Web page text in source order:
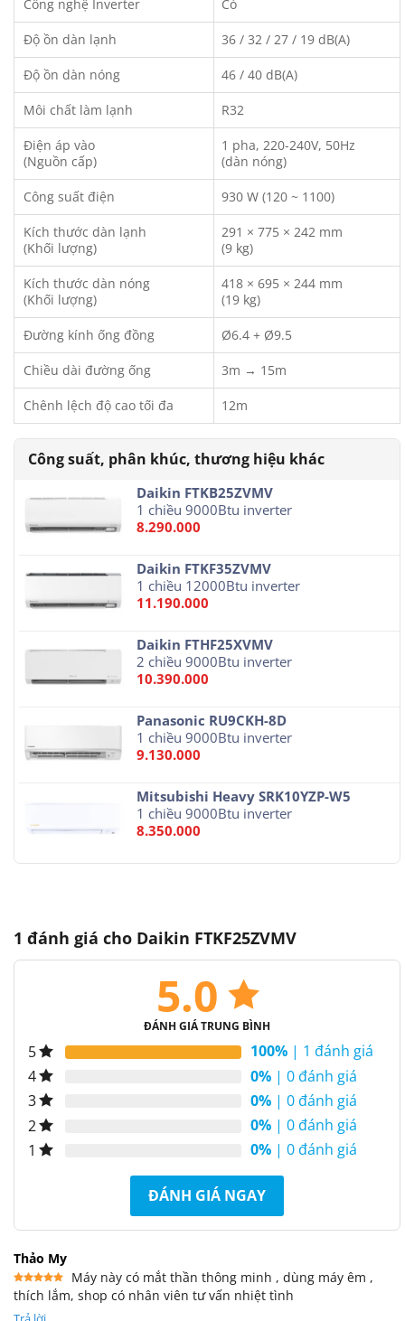
Công nghệ Inverter Có
Độ ồn dàn lạnh 36 / 32 / 27 / 19 dB(A)
Độ ồn dàn nóng 46 / 40 dB(A)
Môi chất làm lạnh R32
Điện áp vào
(Nguồn cấp)
1 pha, 220-240V, 50Hz
(dàn nóng)
Công suất điện 930 W (120 ~ 1100)
Kích thước dàn lạnh
(Khối lượng)
291 × 775 × 242 mm
(9 kg)
Kích thước dàn nóng
(Khối lượng)
418 × 695 × 244 mm
(19 kg)
Đường kính ống đồng Ø6.4 + Ø9.5
Chiều dài đường ống 3m → 15m
Chênh lệch độ cao tối đa 12m
Daikin FTKB25ZVMV
1 chiều 9000Btu inverter
8.290.000
Daikin FTKF35ZVMV
1 chiều 12000Btu inverter
11.190.000
Daikin FTHF25XVMV
2 chiều 9000Btu inverter
10.390.000
Panasonic RU9CKH-8D
1 chiều 9000Btu inverter
9.130.000
Mitsubishi Heavy SRK10YZP-W5
1 chiều 9000Btu inverter
8.350.000
1 đánh giá cho Daikin FTKF25ZVMV
5.0
ĐÁNH GIÁ TRUNG BÌNH
5 100% | 1 đánh giá
4
0% | 0 đánh giá
3
0% | 0 đánh giá
2
0% | 0 đánh giá
1
0% | 0 đánh giá
ĐÁNH GIÁ NGAY
Thảo My
Được xếp
hạng 5 5
sao
Máy này có mắt thần thông minh , dùng máy êm ,
thích lắm, shop có nhân viên tư vấn nhiệt tình